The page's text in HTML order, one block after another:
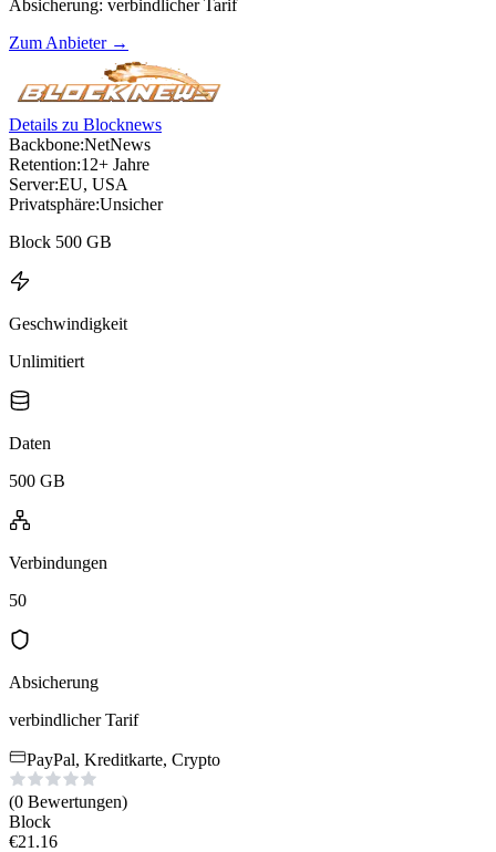
Absicherung: verbindlicher Tarif
Zum Anbieter→
Details zu Blocknews
Backbone:NetNews
Retention:12+ Jahre
Server:EU, USA
Privatsphäre:Unsicher
Block 500 GB
Geschwindigkeit
Unlimitiert
Daten
500 GB
Verbindungen
50
Absicherung
verbindlicher Tarif
PayPal, Kreditkarte, Crypto
(0 Bewertungen)
Block
€21.16